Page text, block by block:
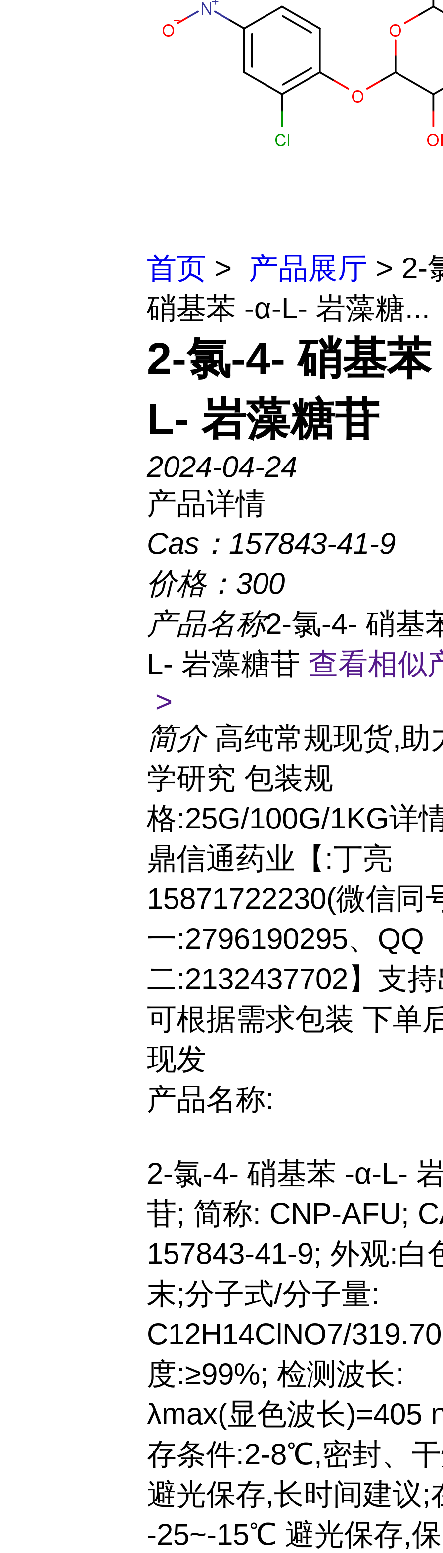
首页 > 产品展厅 > 2-
硝基苯 -α-L- 岩藻糖...
2-氯-4- 硝基
L- 岩藻糖苷
2024-04-24
产品详情
Cas： 157843-41-9
价格： 300
产品名称2-氯-4- 硝基
L- 岩藻糖苷 查看相似
>
简介 高纯常规现货,助
学研究 包装规
格:25G/100G/1KG详
鼎信通药业【:丁亮
15871722230(微信同
一:2796190295、QQ
二:2132437702】支持
可根据需求包装 下单
现发
产品名称:
2-氯-4- 硝基苯 -α-L-
苷; 简称: CNP-AFU;
157843-41-9; 外观:白
末;分子式/分子量:
C12H14ClNO7/
度:≥99%; 检测波长:
λmax(显色波长)=405
存条件:2-8℃,密封、干
避光保存,长时间建议;
-25~-15℃ 避光保存,